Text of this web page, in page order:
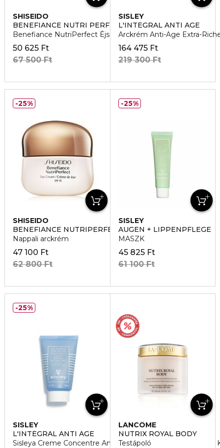
SHISEIDO
BENEFIANCE NUTRI PERFECT
Benefiance NutriPerfect Éjszakai arckrém
50 625 Ft
67 500 Ft
SISLEY
L'INTÉGRAL ANTI AGE
Arckrém Anti-Age Extra-
164 475 Ft
219 300 Ft
SHISEIDO
BENEFIANCE NUTRIPERFECT
Nappali arckrém
47 100 Ft
62 800 Ft
25%
SISLEY
AUGEN + LIPPENPFLEGE
MASZK
45 825 Ft
61 100 Ft
25%
SISLEY
L'INTÉGRAL ANTI AGE
Sisleya Creme Concentre Anti-Age Mains SPF 30 Kezapolo
25%
LANCÔME
NUTRIX ROYAL BODY
Testápoló